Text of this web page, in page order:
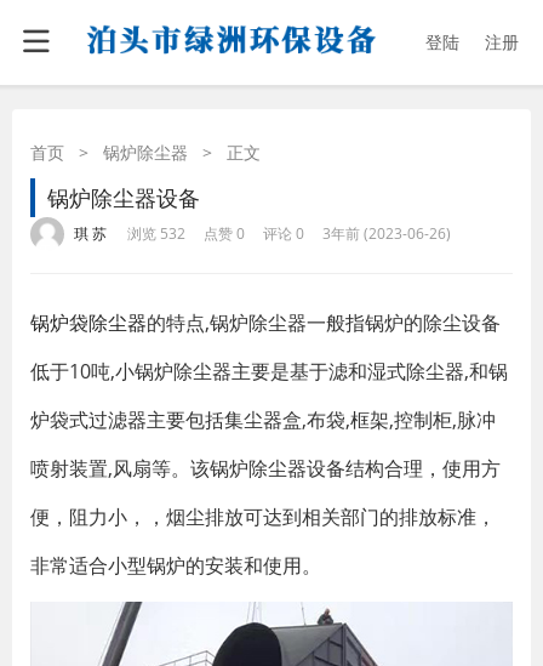
登陆 注册
首页 > 锅炉除尘器 > 正文
锅炉除尘器设备
琪 苏 浏览 532 点赞 0 评论 0 3年前 (2023-06-26)
锅炉袋除尘器的特点,锅炉除尘器一般指锅炉的除尘设备
低于10吨,小锅炉除尘器主要是基于滤和湿式除尘器,和锅
炉袋式过滤器主要包括集尘器盒,布袋,框架,控制柜,脉冲
喷射装置,风扇等。该锅炉除尘器设备结构合理，使用方
便，阻力小，，烟尘排放可达到相关部门的排放标准，
非常适合小型锅炉的安装和使用。